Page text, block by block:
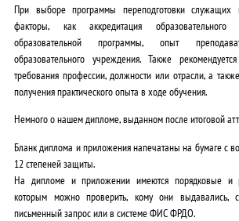
При выборе программы переподготовки служащих
факторы, как аккредитация образовательного
образовательной программы, опыт
образовательного учреждения. Также
требования профессии, должности или отрасли, а
получения практического опыта в ходе обучения.
Немного о нашем дипломе, выданном после итоговой
Бланк диплома и приложения напечатаны на бумаге с
12 степеней защиты.
На дипломе и приложении имеются порядковые и
которым можно проверить, кому они выдавались,
письменный запрос или в системе ФИС ФРДО.